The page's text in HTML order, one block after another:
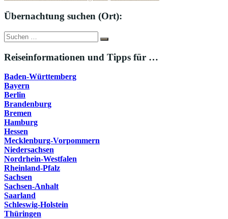
Übernachtung suchen (Ort):
Suche
nach:
Suchen
Reiseinformationen und Tipps für …
Baden-Württemberg
Bayern
Berlin
Brandenburg
Bremen
Hamburg
Hessen
Mecklenburg-Vorpommern
Niedersachsen
Nordrhein-Westfalen
Rheinland-Pfalz
Sachsen
Sachsen-Anhalt
Saarland
Schleswig-Holstein
Thüringen